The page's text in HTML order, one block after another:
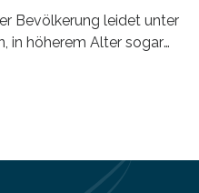
Bevölkerung leidet unter
in höherem Alter sogar
kurzfristiges Schlafdefizit:
aktuellen Metastudie